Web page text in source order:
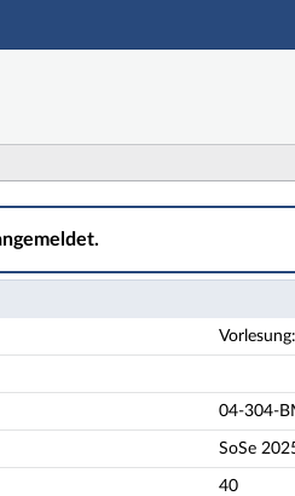
Hauptnavigation
Mehrphasige Prozesse
04-304-
SoSe
40